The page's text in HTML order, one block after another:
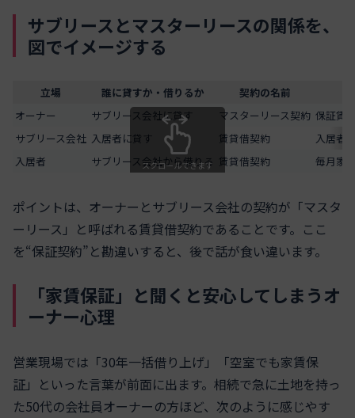
サブリースとマスターリースの関係を、
図でイメージする
立場 誰に貸すか・借りるか 契約の名前
オーナー
サブリース会社に貸す マスターリース契約 保証賃
サブリース会社 入居者に貸す 賃貸借契約
入居者
入居者
サブリース会社から借りる 賃貸借契約 毎月家
スクロールできます
ポイントは、オーナーとサブリース会社の契約が「マスタ
ーリース」と呼ばれる賃貸借契約であることです。ここ
を“保証契約”と勘違いすると、後で話が食い違います。
「家賃保証」と聞くと安心してしまうオ
ーナー心理
営業現場では「30年一括借り上げ」「空室でも家賃保
証」といった言葉が前面に出ます。相続で急に土地を持っ
た50代の会社員オーナーの方ほど、次のように感じやす